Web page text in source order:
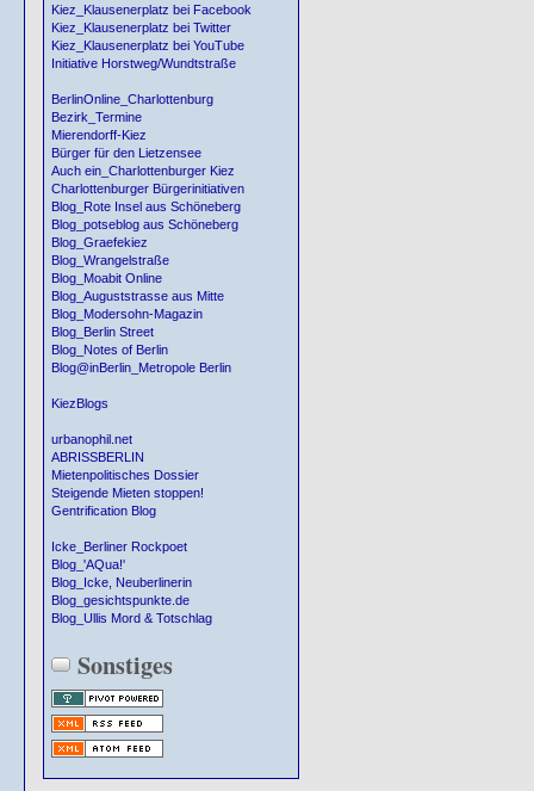
Kiez_Klausenerplatz bei Facebook
Kiez_Klausenerplatz bei Twitter
Kiez_Klausenerplatz bei YouTube
Initiative Horstweg/Wundtstraße
BerlinOnline_Charlottenburg
Bezirk_Termine
Mierendorff-Kiez
Bürger für den Lietzensee
Auch ein_Charlottenburger Kiez
Charlottenburger Bürgerinitiativen
Blog_Rote Insel aus Schöneberg
Blog_potseblog aus Schöneberg
Blog_Graefekiez
Blog_Wrangelstraße
Blog_Moabit Online
Blog_Auguststrasse aus Mitte
Blog_Modersohn-Magazin
Blog_Berlin Street
Blog_Notes of Berlin
Blog@inBerlin_Metropole Berlin
KiezBlogs
urbanophil.net
ABRISSBERLIN
Mietenpolitisches Dossier
Steigende Mieten stoppen!
Gentrification Blog
Icke_Berliner Rockpoet
Blog_'AQua!'
Blog_Icke, Neuberlinerin
Blog_gesichtspunkte.de
Blog_Ullis Mord & Totschlag
Sonstiges